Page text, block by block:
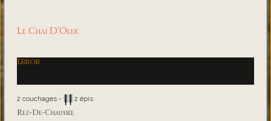
Le Chai D'Olek
Error
2 couchages - 2 épis
Rez-De-Chaussée